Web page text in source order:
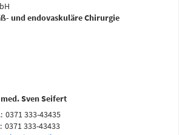
und endovaskuläre Chirurgie
Sven Seifert
0371 333-43435
0371 333-43433